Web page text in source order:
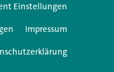
Einstellungen
Impressum